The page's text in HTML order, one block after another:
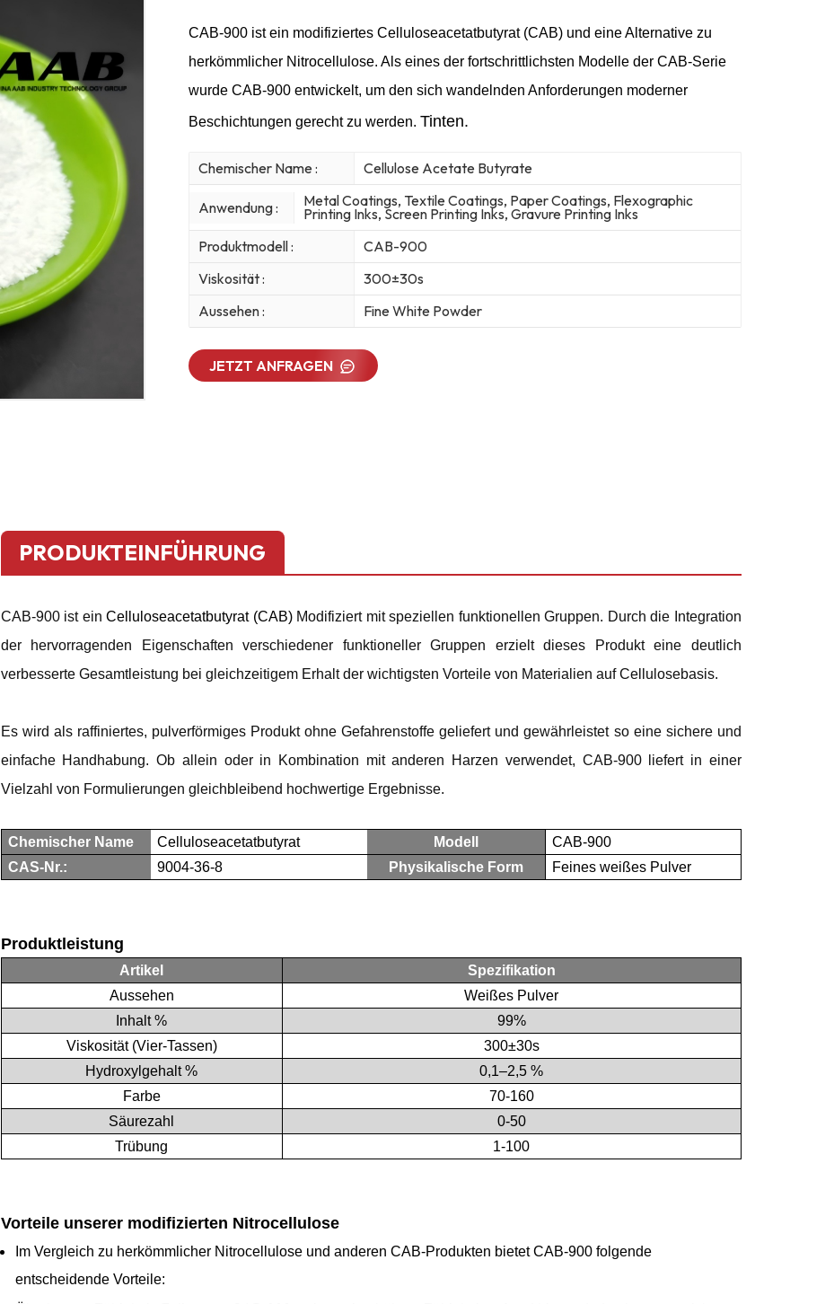
CAB-900 ist ein modifiziertes Celluloseacetatbutyrat (CAB) und eine Alternative zu
herkömmlicher Nitrocellulose. Als eines der fortschrittlichsten Modelle der CAB-Serie
wurde CAB-900 entwickelt, um den sich wandelnden Anforderungen moderner
Beschichtungen gerecht zu werden. Tinten.
Chemischer Name : Cellulose Acetate Butyrate
Anwendung : Metal Coatings, Textile Coatings, Paper Coatings, Flexographic
Printing Inks, Screen Printing Inks, Gravure Printing Inks
Produktmodell :
CAB-900
Viskosität :
300±30s
Aussehen :
Fine White Powder
JETZT ANFRAGEN
PRODUKTEINFÜHRUNG
CAB-900 ist einCelluloseacetatbutyrat (CAB) Modifiziert mit speziellen funktionellen Gruppen. Durch die Integration
der hervorragenden Eigenschaften verschiedener funktioneller Gruppen erzielt dieses Produkt eine deutlich
verbesserte Gesamtleistung bei gleichzeitigem Erhalt der wichtigsten Vorteile von Materialien auf Cellulosebasis.
Es wird als raffiniertes, pulverförmiges Produkt ohne Gefahrenstoffe geliefert und gewährleistet so eine sichere und
einfache Handhabung. Ob allein oder in Kombination mit anderen Harzen verwendet, CAB-900 liefert in einer
Vielzahl von Formulierungen gleichbleibend hochwertige Ergebnisse.
Chemischer Name Celluloseacetatbutyrat Modell
CAB-900
CAS-Nr.:
9004-36-8 Physikalische Form Feines weißes Pulver
Produktleistung
Artikel
Spezifikation
Aussehen
Weißes Pulver
Inhalt %
99%
Viskosität (Vier-Tassen)
300±30s
Hydroxylgehalt %
0,1–2,5 %
Farbe
70-160
Säurezahl
0-50
Trübung
1-100
Vorteile unserer modifizierten Nitrocellulose
Im Vergleich zu herkömmlicher Nitrocellulose und anderen CAB-Produkten bietet CAB-900 folgende
entscheidende Vorteile: